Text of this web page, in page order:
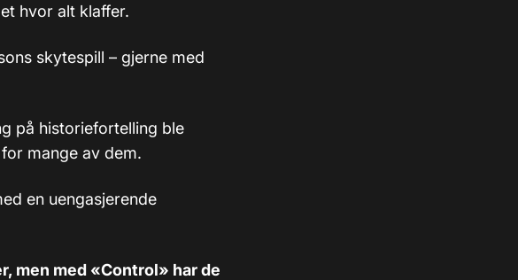
hvor alt klaffer.
skytespill – gjerne med
på historiefortelling ble
mange av dem.
en uengasjerende
men med «Control» har de